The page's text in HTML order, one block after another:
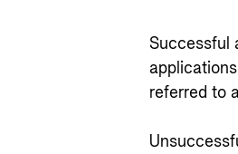
Successful
referred to